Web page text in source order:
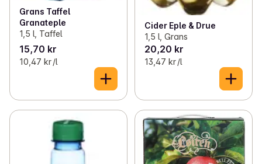
Grans Taffel
Granateple
1,5 l, Taffel
15,70 kr
10,47 kr /l
Cider Eple & Drue
1,5 l, Grans
20,20 kr
13,47 kr /l